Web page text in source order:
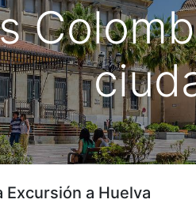
a Huelva